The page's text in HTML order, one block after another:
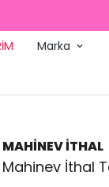
Marka
MAHİNEV İTHAL
Mahinev İthal